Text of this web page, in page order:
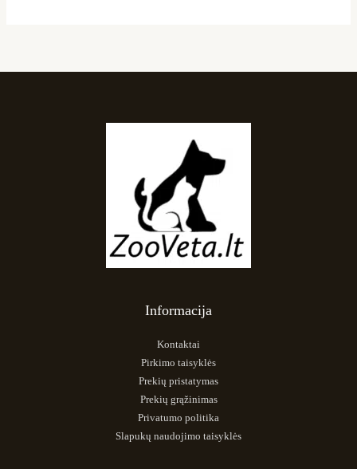
Informacija
Kontaktai
Pirkimo taisyklės
Prekių pristatymas
Prekių grąžinimas
Privatumo politika
Slapukų naudojimo taisyklės